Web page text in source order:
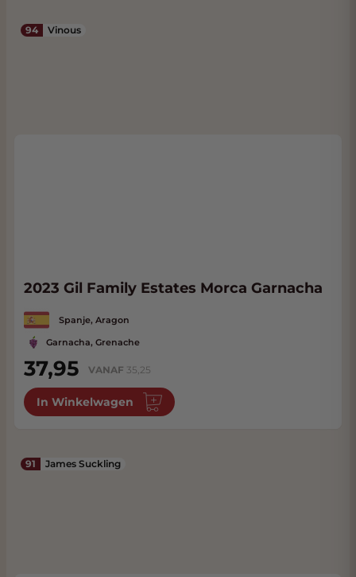
94 Vinous
2023 Gil Family Estates Morca Garnacha
Spanje, Aragon
Garnacha, Grenache
37,95 VANAF 35,25
In Winkelwagen
91 James Suckling